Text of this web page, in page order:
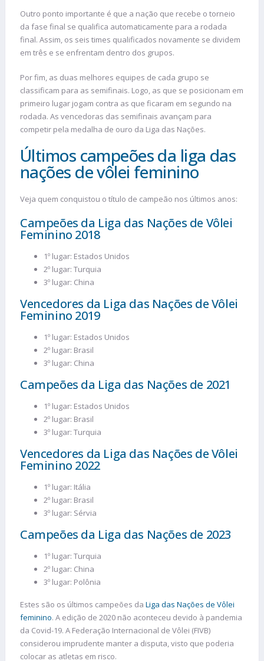
Outro ponto importante é que a nação que recebe o torneio
da fase final se qualifica automaticamente para a rodada
final. Assim, os seis times qualificados novamente se dividem
em três e se enfrentam dentro dos grupos.
Por fim, as duas melhores equipes de cada grupo se
classificam para as semifinais. Logo, as que se posicionam em
primeiro lugar jogam contra as que ficaram em segundo na
rodada. As vencedoras das semifinais avançam para
competir pela medalha de ouro da Liga das Nações.
Últimos campeões da liga das
nações de vôlei feminino
Veja quem conquistou o título de campeão nos últimos anos:
Campeões da Liga das Nações de Vôlei
Feminino 2018
1º lugar: Estados Unidos
2º lugar: Turquia
3º lugar: China
Vencedores da Liga das Nações de Vôlei
Feminino 2019
1º lugar: Estados Unidos
2º lugar: Brasil
3º lugar: China
Campeões da Liga das Nações de 2021
1º lugar: Estados Unidos
2º lugar: Brasil
3º lugar: Turquia
Vencedores da Liga das Nações de Vôlei
Feminino 2022
1º lugar: Itália
2º lugar: Brasil
3º lugar: Sérvia
Campeões da Liga das Nações de 2023
1º lugar: Turquia
2º lugar: China
3º lugar: Polônia
Estes são os últimos campeões da Liga das Nações de Vôlei
feminino. A edição de 2020 não aconteceu devido à pandemia
da Covid-19. A Federação Internacional de Vôlei (FIVB)
considerou imprudente manter a disputa, visto que poderia
colocar as atletas em risco.